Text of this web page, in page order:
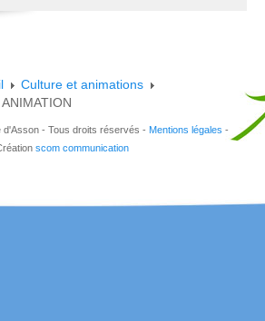
Culture et animations
- Tous droits réservés - Mentions légales -
scom communication